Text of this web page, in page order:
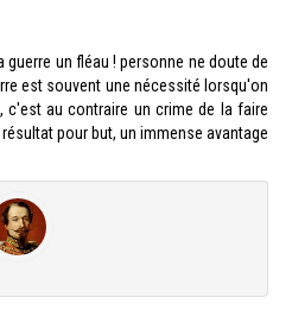
guerre un fléau ! personne ne doute de
est souvent une nécessité lorsqu'on
c'est au contraire un crime de la faire
pour but, un immense avantage